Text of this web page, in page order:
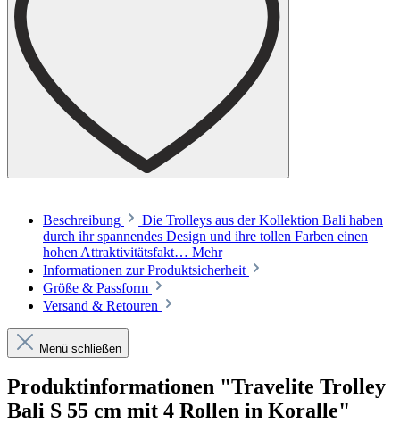
Beschreibung
Die Trolleys aus der Kollektion Bali haben
durch ihr spannendes Design und ihre tollen Farben einen
hohen Attraktivitätsfakt… Mehr
Informationen zur Produktsicherheit
Größe & Passform
Versand & Retouren
Menü schließen
Produktinformationen "Travelite Trolley
Bali S 55 cm mit 4 Rollen in Koralle"